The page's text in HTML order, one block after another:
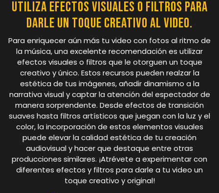
Utiliza efectos visuales o filtros para
darle un toque creativo al video.
Para enriquecer aún más tu video con fotos al ritmo de
la música, una excelente recomendación es utilizar
efectos visuales o filtros que le otorguen un toque
creativo y único. Estos recursos pueden realzar la
estética de tus imágenes, añadir dinamismo a la
narrativa visual y captar la atención del espectador de
manera sorprendente. Desde efectos de transición
suaves hasta filtros artísticos que juegan con la luz y el
color, la incorporación de estos elementos visuales
puede elevar la calidad estética de tu creación
audiovisual y hacer que destaque entre otras
producciones similares. ¡Atrévete a experimentar con
diferentes efectos y filtros para darle a tu video un
toque creativo y original!